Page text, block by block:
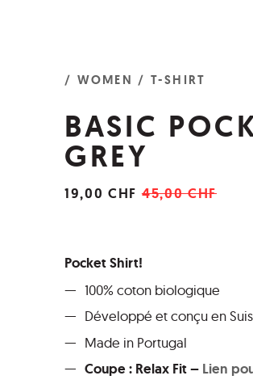
/ WOMEN / T-SHIRT
BASIC
GREY
19,00 CHF 45,00 CHF
Pocket Shirt!
100% coton biologique
Développé et conçu en
Made in Portugal
Coupe : Relax Fit – Lien